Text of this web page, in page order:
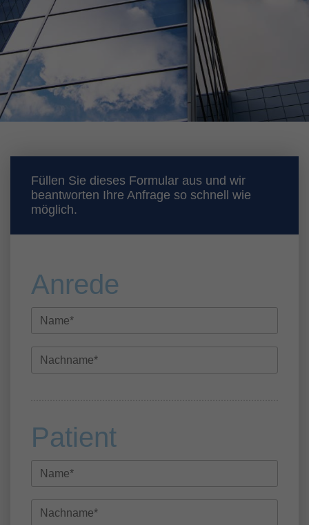
Füllen Sie dieses Formular aus und wir
beantworten Ihre Anfrage so schnell wie
möglich.
Anrede
Patient